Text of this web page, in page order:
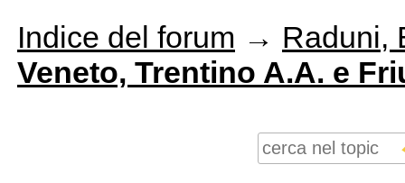
Indice del forum → Raduni,
Veneto, Trentino A.A. e